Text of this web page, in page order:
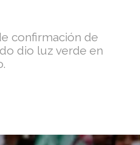
confirmación de
dio luz verde en